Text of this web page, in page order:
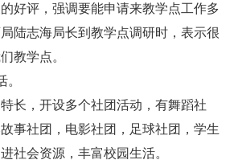
好评，强调要能申请来教学点工作多
陆志海局长到教学点调研时，表示很
教学点。
长，开设多个社团活动，有舞蹈社
事社团，电影社团，足球社团，学生
社会资源，丰富校园生活。